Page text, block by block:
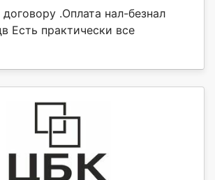
.Оплата нал-безнал
Есть практически все